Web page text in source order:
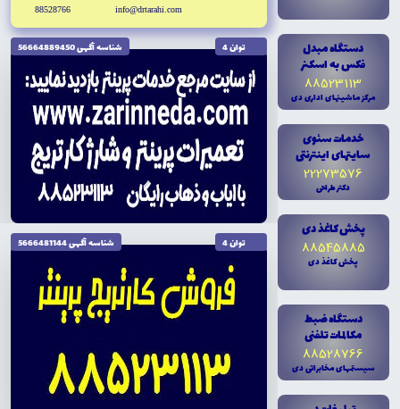
دستگاه مبدل
فکس به اسکنر
88523113
مرکز ماشينهاى ادارى دى
خدمات سئوى
سايتهاى اينترنتى
22273576
دکتر طراحى
پخش کاغذ دى
88545885
پخش کاغذ دى
دستگاه ضبط
مکالمات تلفنى
88528766
سيستمهاى مخابراتى دى
info@drtarahi.com
88528766
توان 4 شناسه آگهى 56664889450
توان 4 شناسه آگهى 5666481144
تاریخ نگارش 1404/10/04